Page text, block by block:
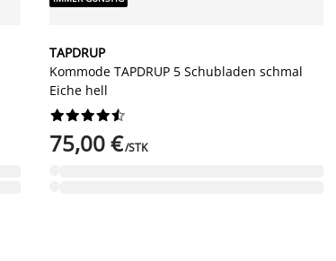
TAPDRUP
Kommode TAPDRUP 5 Schubladen schmal
Eiche hell






75,00 €/STK